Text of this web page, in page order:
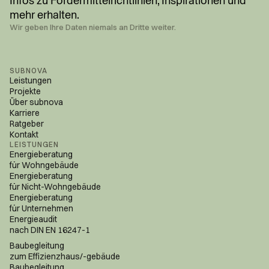
mehr erhalten.
Wir geben Ihre Daten niemals an Dritte weiter.
SUBNOVA
Leistungen
Projekte
Über subnova
Karriere
Ratgeber
Kontakt
LEISTUNGEN
Energieberatung
für Wohngebäude
Energieberatung
für Nicht-Wohngebäude
Energieberatung
für Unternehmen
Energieaudit
nach DIN EN 16247-1
Baubegleitung
zum Effizienzhaus/-gebäude